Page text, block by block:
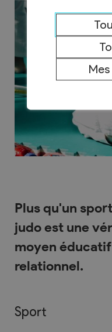
Plus qu'un
judo est une
moyen
relationnel.
Sport